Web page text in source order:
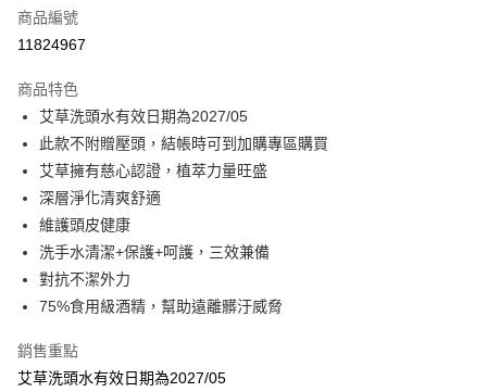
LINE Pay
街口支付
悠遊付
全盈+PAY
大哥付你分期
相關說明
【大哥付你分期使用說明】
1.本服務由台灣大哥大提供，台灣大哥大用戶可立即使用無須另外申請。
流程，驗證手機門號後，選擇欲分期的期數、繳款截止日，確認付款後即完
成交易。
3.實際核准額度、可分期數及費用金額請依後續交易確認頁面所載為準。
AFTEE先享後付
【關於「AFTEE先享後付」】
AFTEE先享後付是「在收到商品之後才付款」的支付方式。 讓您購物簡單
便利好安心！
商品編號
11824967
商品特色
艾草洗頭水有效日期為2027/05
此款不附贈壓頭，結帳時可到加購專區購買
艾草擁有慈心認證，植萃力量旺盛
深層淨化清爽舒適
維護頭皮健康
洗手水清潔+保護+呵護，三效兼備
對抗不潔外力
75%食用級酒精，幫助遠離髒汙威脅
銷售重點
艾草洗頭水有效日期為2027/05